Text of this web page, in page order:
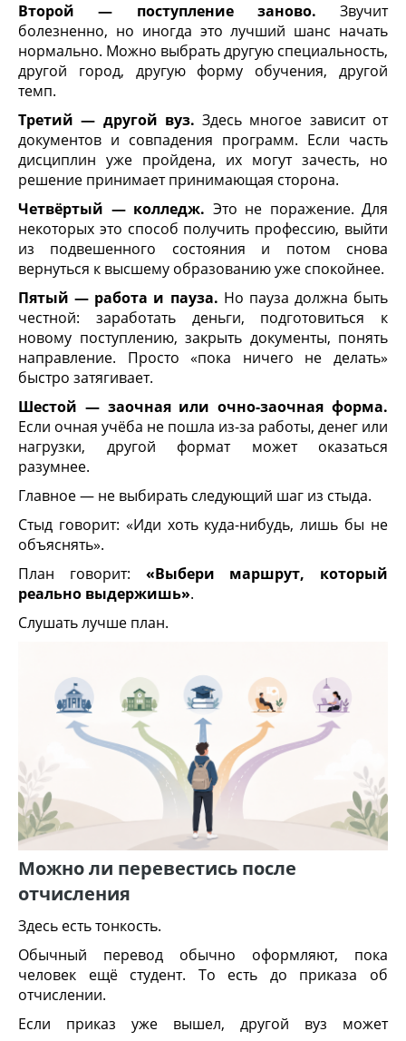
Второй — поступление заново. Звучит
болезненно, но иногда это лучший шанс начать
нормально. Можно выбрать другую специальность,
другой город, другую форму обучения, другой
темп.
Третий — другой вуз. Здесь многое зависит от
документов и совпадения программ. Если часть
дисциплин уже пройдена, их могут зачесть, но
решение принимает принимающая сторона.
Четвёртый — колледж. Это не поражение. Для
некоторых это способ получить профессию, выйти
из подвешенного состояния и потом снова
вернуться к высшему образованию уже спокойнее.
Пятый — работа и пауза. Но пауза должна быть
честной: заработать деньги, подготовиться к
новому поступлению, закрыть документы, понять
направление. Просто «пока ничего не делать»
быстро затягивает.
Шестой — заочная или очно-заочная форма.
Если очная учёба не пошла из-за работы, денег или
нагрузки, другой формат может оказаться
разумнее.
Главное — не выбирать следующий шаг из стыда.
Стыд говорит: «Иди хоть куда-нибудь, лишь бы не
объяснять».
План говорит: «Выбери маршрут, который
реально выдержишь».
Слушать лучше план.
Можно ли перевестись после
отчисления
Здесь есть тонкость.
Обычный перевод обычно оформляют, пока
человек ещё студент. То есть до приказа об
отчислении.
Если приказ уже вышел, другой вуз может